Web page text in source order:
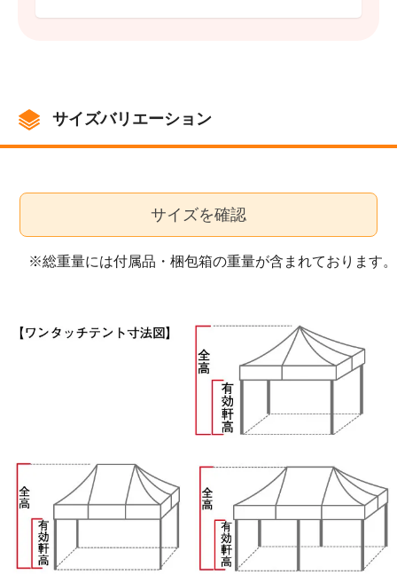
サイズバリエーション
サイズを確認
※総重量には付属品・梱包箱の重量が含まれております。